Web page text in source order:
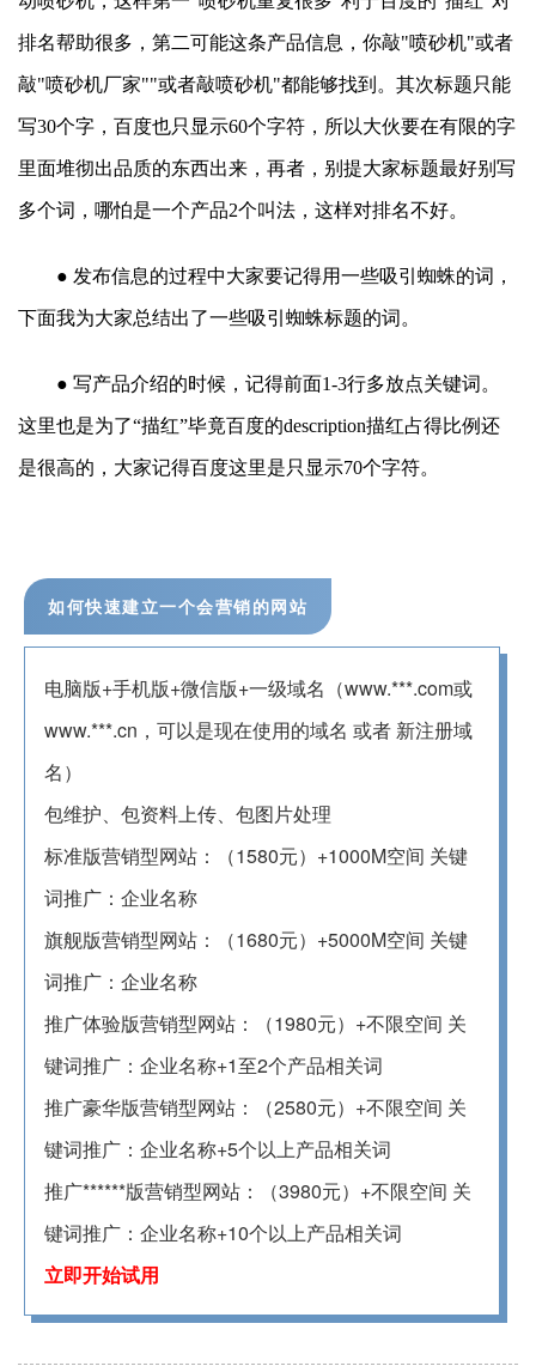
排名帮助很多，第二可能这条产品信息，你敲"喷砂机"或者
敲"喷砂机厂家""或者敲喷砂机"都能够找到。其次标题只能
写30个字，百度也只显示60个字符，所以大伙要在有限的字
里面堆彻出品质的东西出来，再者，别提大家标题最好别写
多个词，哪怕是一个产品2个叫法，这样对排名不好。
● 发布信息的过程中大家要记得用一些吸引蜘蛛的词，
下面我为大家总结出了一些吸引蜘蛛标题的词。
● 写产品介绍的时候，记得前面1-3行多放点关键词。
这里也是为了“描红”毕竟百度的description描红占得比例还
是很高的，大家记得百度这里是只显示70个字符。
如何快速建立一个会营销的网站
电脑版+手机版+微信版+一级域名（www.***.com或
www.***.cn，可以是现在使用的域名 或者 新注册域
名）
包维护、包资料上传、包图片处理
标准版营销型网站：（1580元）+1000M空间 关键
词推广：企业名称
旗舰版营销型网站：（1680元）+5000M空间 关键
词推广：企业名称
推广体验版营销型网站：（1980元）+不限空间 关
键词推广：企业名称+1至2个产品相关词
推广豪华版营销型网站：（2580元）+不限空间 关
键词推广：企业名称+5个以上产品相关词
推广******版营销型网站：（3980元）+不限空间 关
键词推广：企业名称+10个以上产品相关词
立即开始试用